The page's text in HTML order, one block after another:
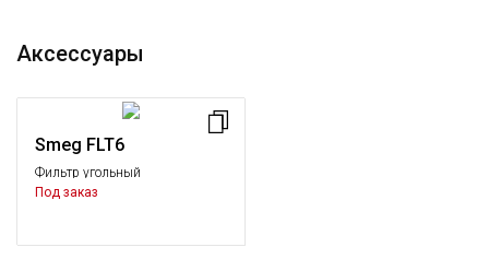
Аксессуары
Smeg FLT6
Фильтр угольный
Под заказ